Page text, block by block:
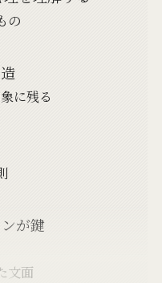
の
に残る
が鍵
文面